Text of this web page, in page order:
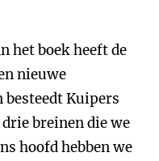
het boek heeft de
nieuwe
Kuipers
drie breinen die we
hoofd hebben we